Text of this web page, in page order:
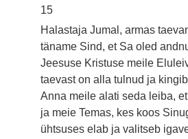
15
Halastaja Jumal, armas
täname Sind, et Sa oled
Jeesuse Kristuse meile
taevast on alla tulnud ja
Anna meile alati seda leiba,
ja meie Temas, kes koos
ühtsuses elab ja valitseb